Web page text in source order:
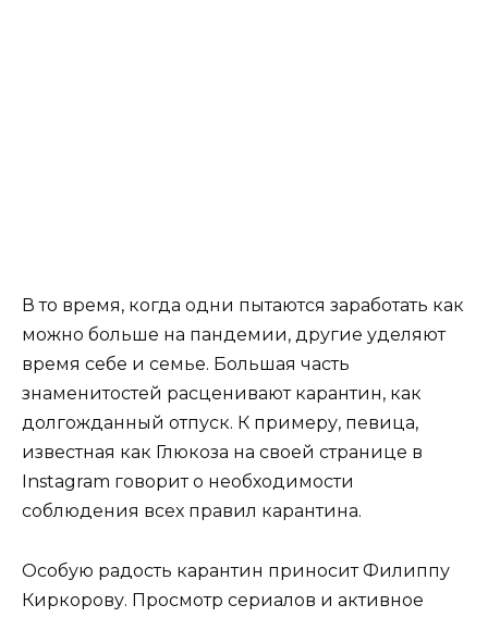
В то время, когда одни пытаются заработать как
можно больше на пандемии, другие уделяют
время себе и семье. Большая часть
знаменитостей расценивают карантин, как
долгожданный отпуск. К примеру, певица,
известная как Глюкоза на своей странице в
Instagram говорит о необходимости
соблюдения всех правил карантина.
Особую радость карантин приносит Филиппу
Киркорову. Просмотр сериалов и активное